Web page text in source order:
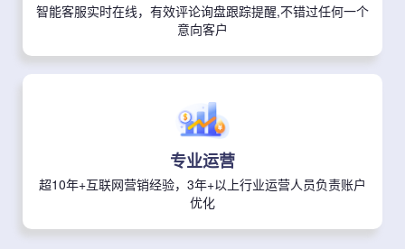
智能客服实时在线，有效评论询盘跟踪提醒,不错过任何一个
意向客户
专业运营
超10年+互联网营销经验，3年+以上行业运营人员负责账户
优化